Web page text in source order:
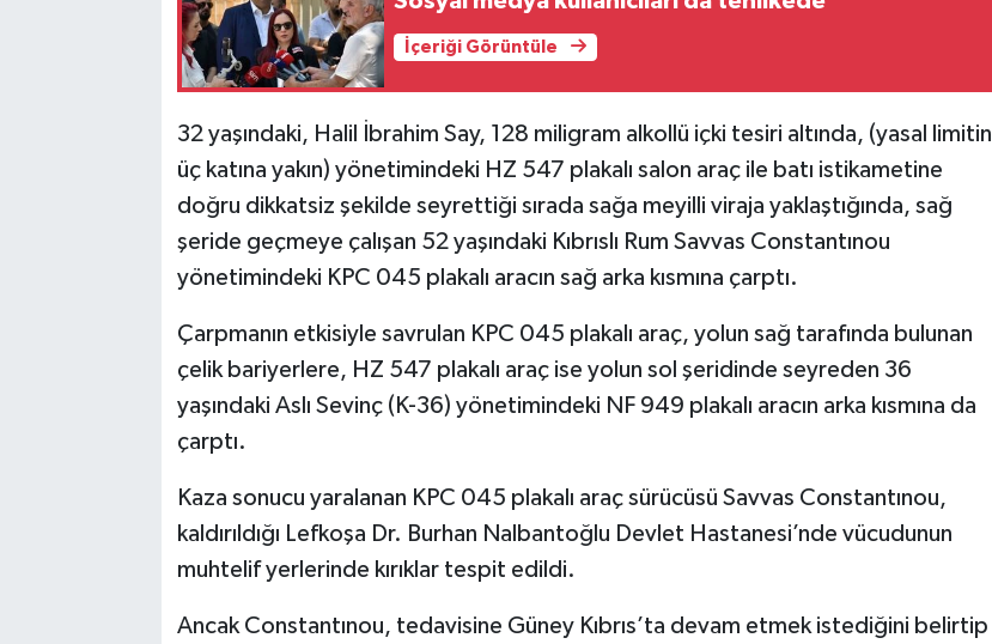
İçeriği Görüntüle
32 yaşındaki, Halil İbrahim Say, 128 miligram alkollü içki tesiri altında, (yasal limitin
üç katına yakın) yönetimindeki HZ 547 plakalı salon araç ile batı istikametine
doğru dikkatsiz şekilde seyrettiği sırada sağa meyilli viraja yaklaştığında, sağ
şeride geçmeye çalışan 52 yaşındaki Kıbrıslı Rum Savvas Constantınou
yönetimindeki KPC 045 plakalı aracın sağ arka kısmına çarptı.
Çarpmanın etkisiyle savrulan KPC 045 plakalı araç, yolun sağ tarafında bulunan
çelik bariyerlere, HZ 547 plakalı araç ise yolun sol şeridinde seyreden 36
yaşındaki Aslı Sevinç (K-36) yönetimindeki NF 949 plakalı aracın arka kısmına da
çarptı.
Kaza sonucu yaralanan KPC 045 plakalı araç sürücüsü Savvas Constantınou,
kaldırıldığı Lefkoşa Dr. Burhan Nalbantoğlu Devlet Hastanesi’nde vücudunun
muhtelif yerlerinde kırıklar tespit edildi.
Ancak Constantınou, tedavisine Güney Kıbrıs’ta devam etmek istediğini belirtip